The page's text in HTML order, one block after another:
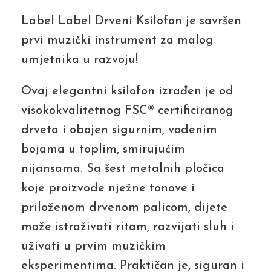
Label Label Drveni Ksilofon je savršen
prvi muzički instrument za malog
umjetnika u razvoju!
Ovaj elegantni ksilofon izrađen je od
visokokvalitetnog FSC® certificiranog
drveta i obojen sigurnim, vodenim
bojama u toplim, smirujućim
nijansama. Sa šest metalnih pločica
koje proizvode nježne tonove i
priloženom drvenom palicom, dijete
može istraživati ritam, razvijati sluh i
uživati u prvim muzičkim
eksperimentima. Praktičan je, siguran i